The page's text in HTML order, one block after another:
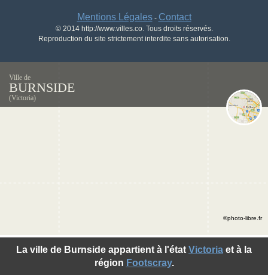
Mentions Légales- Contact
© 2014 http://www.villes.co. Tous droits réservés.
Reproduction du site strictement interdite sans autorisation.
Ville de
BURNSIDE
(Victoria)
La ville de Burnside appartient à l'état Victoria et à la
région Footscray.
©photo-libre.fr